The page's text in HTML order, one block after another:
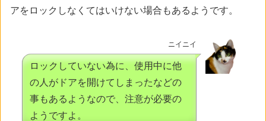
アをロックしなくてはいけない場合もあるようです。
ニイニイ
ロックしていない為に、使用中に他
の人がドアを開けてしまったなどの
事もあるようなので、注意が必要の
ようですよ。